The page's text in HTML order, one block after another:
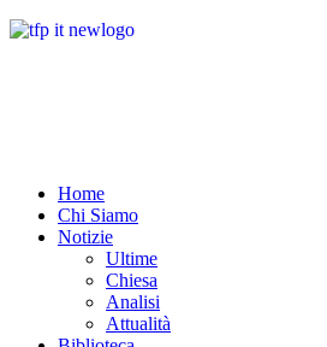
Home
Chi Siamo
Notizie
Ultime
Chiesa
Analisi
Attualità